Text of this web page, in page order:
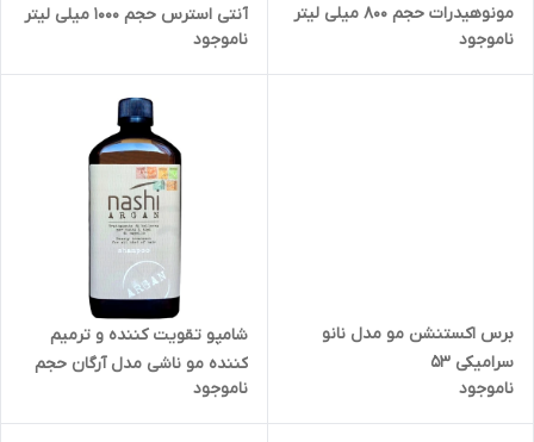
مونوهیدرات حجم 800 میلی لیتر
ناموجود
آنتی استرس حجم 1000 میلی لیتر
ناموجود
برس اکستنشن مو مدل نانو
سرامیکی 53
ناموجود
شامپو تقویت کننده و ترمیم
کننده مو ناشی مدل آرگان حجم
500 میلی لیتر
ناموجود